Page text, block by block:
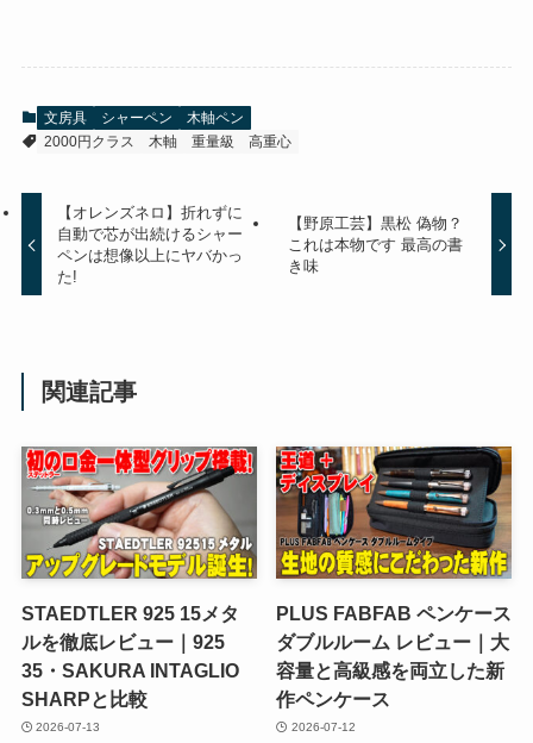
文房具 シャーペン
木軸ペン
2000円クラス
木軸 重量級 高重心
【オレンズネロ】折れずに
自動で芯が出続けるシャー
ペンは想像以上にヤバかっ
た!
【野原工芸】黒松 偽物？
これは本物です 最高の書
き味
関連記事
STAEDTLER 925 15メタ
ルを徹底レビュー｜925
35・SAKURA INTAGLIO
SHARPと比較
2026-07-13
PLUS FABFAB ペンケース
ダブルルーム レビュー｜大
容量と高級感を両立した新
作ペンケース
2026-07-12